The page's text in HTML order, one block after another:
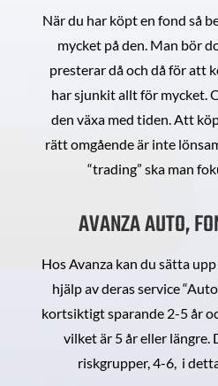
När du har köpt en fond så
mycket på den. Man bör
presterar då och då för att
har sjunkit allt för mycket.
den växa med tiden. Att
rätt omgående är inte
“trading” ska man
AVANZA AUTO,
Hos Avanza kan du sätta
hjälp av deras service
kortsiktigt sparande 2-5 år
vilket är 5 år eller längre.
riskgrupper, 4-6, i